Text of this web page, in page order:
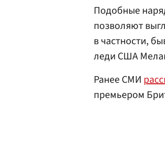
Подобные
позволяют
в частности,
леди США
Ранее СМИ
премьером